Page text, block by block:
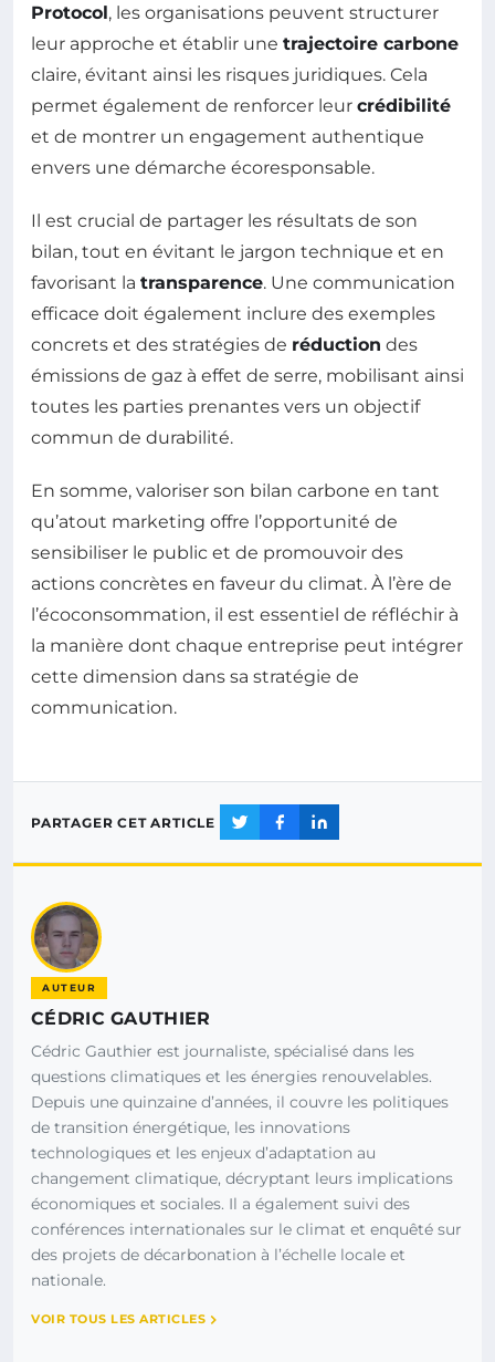
Protocol, les organisations peuvent structurer
leur approche et établir une trajectoire carbone
claire, évitant ainsi les risques juridiques. Cela
permet également de renforcer leur crédibilité
et de montrer un engagement authentique
envers une démarche écoresponsable.
Il est crucial de partager les résultats de son
bilan, tout en évitant le jargon technique et en
favorisant la transparence. Une communication
efficace doit également inclure des exemples
concrets et des stratégies de réduction des
émissions de gaz à effet de serre, mobilisant ainsi
toutes les parties prenantes vers un objectif
commun de durabilité.
En somme, valoriser son bilan carbone en tant
qu’atout marketing offre l’opportunité de
sensibiliser le public et de promouvoir des
actions concrètes en faveur du climat. À l’ère de
l’écoconsommation, il est essentiel de réfléchir à
la manière dont chaque entreprise peut intégrer
cette dimension dans sa stratégie de
communication.
PARTAGER CET ARTICLE
AUTEUR
CÉDRIC GAUTHIER
Cédric Gauthier est journaliste, spécialisé dans les
questions climatiques et les énergies renouvelables.
Depuis une quinzaine d’années, il couvre les politiques
de transition énergétique, les innovations
technologiques et les enjeux d’adaptation au
changement climatique, décryptant leurs implications
économiques et sociales. Il a également suivi des
conférences internationales sur le climat et enquêté sur
des projets de décarbonation à l’échelle locale et
nationale.
VOIR TOUS LES ARTICLES